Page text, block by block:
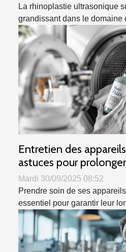
La rhinoplastie ultrasonique
grandissant dans le domaine
Entretien des
astuces pour
Mardi 30/09/2025 08:52
Prendre soin de ses
essentiel pour garantir leur